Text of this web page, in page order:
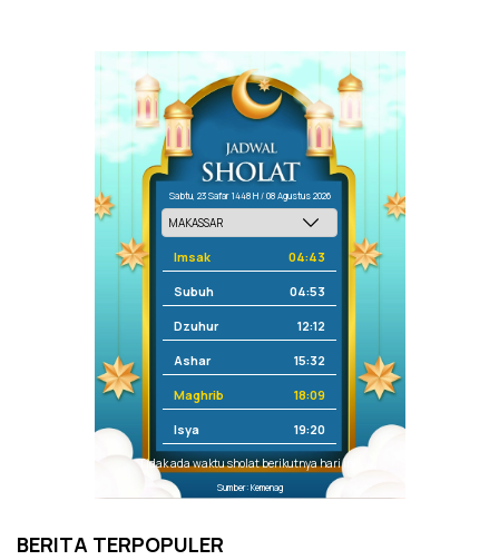
Sabtu, 23 Safar 1448 H / 08 Agustus 2026
Imsak 04:43
Subuh 04:53
Dzuhur 12:12
Ashar 15:32
Maghrib 18:09
Isya 19:20
Tidak ada waktu sholat berikutnya hari ini.
Sumber: Kemenag
BERITA TERPOPULER